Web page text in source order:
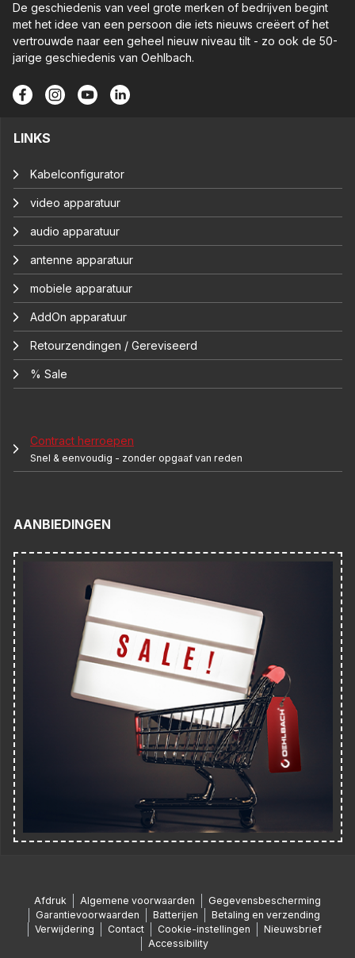
De geschiedenis van veel grote merken of bedrijven begint
met het idee van een persoon die iets nieuws creëert of het
vertrouwde naar een geheel nieuw niveau tilt - zo ook de 50-
jarige geschiedenis van Oehlbach.
LINKS
Kabelconfigurator
video apparatuur
audio apparatuur
antenne apparatuur
mobiele apparatuur
AddOn apparatuur
Retourzendingen / Gereviseerd
% Sale
Contract herroepen
Snel & eenvoudig - zonder opgaaf van reden
AANBIEDINGEN
Afdruk Algemene voorwaarden
Gegevensbescherming
Garantievoorwaarden
Batterijen
Betaling en verzending
Verwijdering
Contact Cookie-instellingen
Nieuwsbrief
Accessibility